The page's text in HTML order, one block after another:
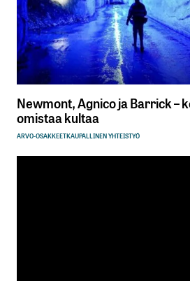
Newmont, Agnico ja Barrick –
omistaa kultaa
ARVO-OSAKKEETKAUPALLINEN YHTEISTYÖ